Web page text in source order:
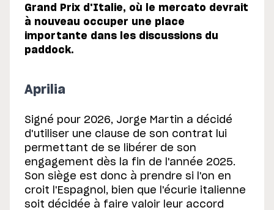
Grand Prix d'Italie, où le mercato devrait
à nouveau occuper une place
importante dans les discussions du
paddock.
Aprilia
Signé pour 2026, Jorge Martin a décidé
d'utiliser une clause de son contrat lui
permettant de se libérer de son
engagement dès la fin de l'année 2025.
Son siège est donc à prendre si l'on en
croit l'Espagnol, bien que l'écurie italienne
soit décidée à faire valoir leur accord